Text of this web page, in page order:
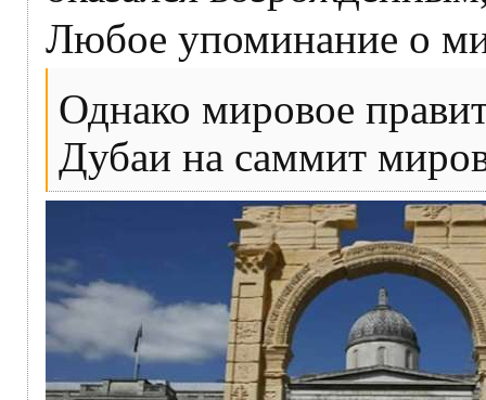
Любое упоминание о
Однако мировое
Дубаи на саммит